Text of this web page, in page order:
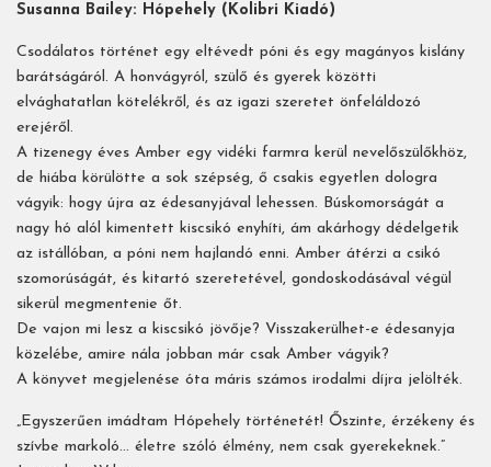
Susanna Bailey: Hópehely (Kolibri Kiadó)
Csodálatos történet egy eltévedt póni és egy magányos kislány
barátságáról. A honvágyról, szülő és gyerek közötti
elvághatatlan kötelékről, és az igazi szeretet önfeláldozó
erejéről.
A tizenegy éves Amber egy vidéki farmra kerül nevelőszülőkhöz,
de hiába körülötte a sok szépség, ő csakis egyetlen dologra
vágyik: hogy újra az édesanyjával lehessen. Búskomorságát a
nagy hó alól kimentett kiscsikó enyhíti, ám akárhogy dédelgetik
az istállóban, a póni nem hajlandó enni. Amber átérzi a csikó
szomorúságát, és kitartó szeretetével, gondoskodásával végül
sikerül megmentenie őt.
De vajon mi lesz a kiscsikó jövője? Visszakerülhet-e édesanyja
közelébe, amire nála jobban már csak Amber vágyik?
A könyvet megjelenése óta máris számos irodalmi díjra jelölték.
„Egyszerűen imádtam Hópehely történetét! Őszinte, érzékeny és
szívbe markoló… életre szóló élmény, nem csak gyerekeknek.”